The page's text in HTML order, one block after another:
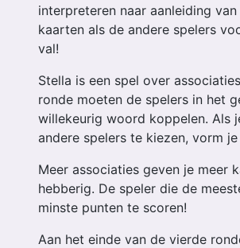
interpreteren naar aanleiding
kaarten als de andere spelers
val!
Stella is een spel over
ronde moeten de spelers in het
willekeurig woord koppelen. Als
andere spelers te kiezen, vorm
Meer associaties geven je meer
hebberig. De speler die de
minste punten te scoren!
Aan het einde van de vierde